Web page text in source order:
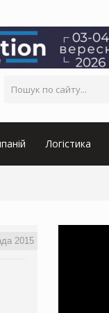
Логістика
2015